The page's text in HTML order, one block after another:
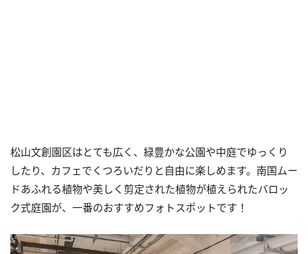
松山文創園区はとても広く、緑豊かな公園や中庭でゆっくり
したり、カフェでくつろいだりと自由に楽しめます。南国ムー
ドあふれる植物や美しく剪定された植物が植えられたバロッ
ク式庭園が、一番のおすすめフォトスポットです！